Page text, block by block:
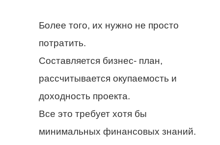
Более того, их нужно не просто
потратить.
Составляется бизнес- план,
рассчитывается окупаемость и
доходность проекта.
Все это требует хотя бы
минимальных финансовых знаний.